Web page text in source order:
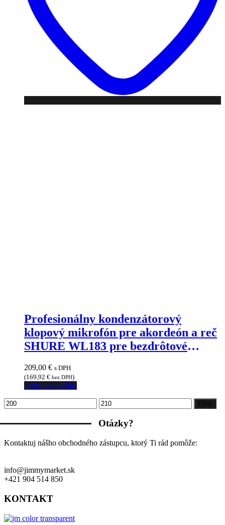
Profesionálny kondenzátorový
klopový mikrofón pre akordeón a reč
SHURE WL183 pre bezdrôtové
209,00 € s DPH
(169,92 € bez DPH)
Pridať do košíka
Minimálna
cena
Maximálna
cena
Filter
Otázky?
Kontaktuj nášho obchodného zástupcu, ktorý Ti rád pomôže:
info@jimmymarket.sk
+421 904 514 850
KONTAKT